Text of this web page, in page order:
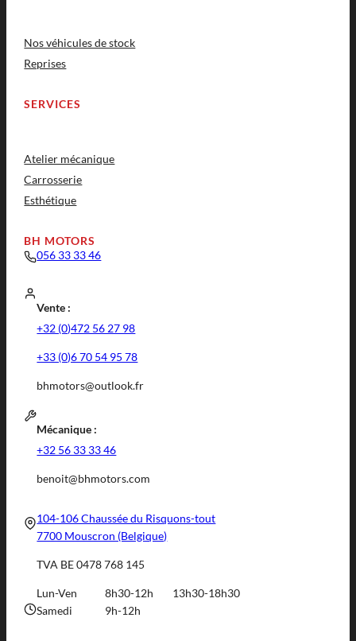
Nos véhicules de stock
Reprises
SERVICES
Atelier mécanique
Carrosserie
Esthétique
BH MOTORS
056 33 33 46
Vente :
+32 (0)472 56 27 98
+33 (0)6 70 54 95 78
bhmotors@outlook.fr
Mécanique :
+32 56 33 33 46
benoit@bhmotors.com
104-106 Chaussée du Risquons-tout
7700 Mouscron (Belgique)
TVA BE 0478 768 145
Lun-Ven 8h30-12h
13h30-18h30
Samedi
9h-12h